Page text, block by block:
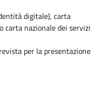
digitale), carta
carta nazionale dei servizi
per la presentazione